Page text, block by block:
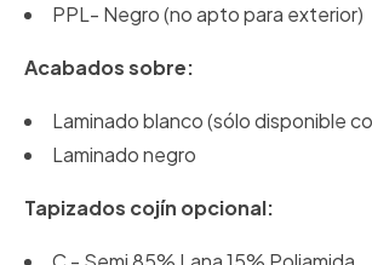
PPL- Negro (no apto para exterior)
Acabados sobre:
Laminado blanco (sólo disponible
Laminado negro
Tapizados cojín opcional: